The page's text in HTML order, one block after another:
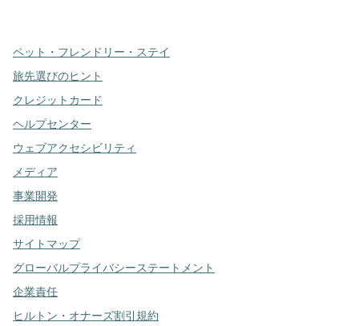
ペット・フレンドリー・ステイ
旅先選びのヒント
クレジットカード
ヘルプセンター
ウェブアクセシビリティ
メディア
事業開発
採用情報
サイトマップ
グローバルプライバシーステートメント
企業責任
ヒルトン・オナーズ割引規約